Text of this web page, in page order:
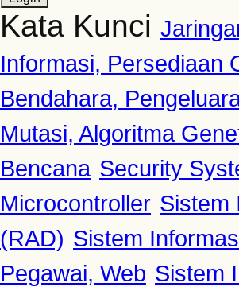
Kata Kunci
Informasi, Persediaan
Bendahara,
Mutasi, Algoritma
Bencana Security
Microcontroller Sistem
(RAD) Sistem
Pegawai, Web Sistem